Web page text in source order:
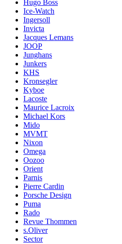
Hugo Boss
Ice-Watch
Ingersoll
Invicta
Jacques Lemans
JOOP
Junghans
Junkers
KHS
Kronsegler
Kyboe
Lacoste
Maurice Lacroix
Michael Kors
Mido
MVMT
Nixon
Omega
Oozoo
Orient
Parnis
Pierre Cardin
Porsche Design
Puma
Rado
Revue Thommen
s.Oliver
Sector